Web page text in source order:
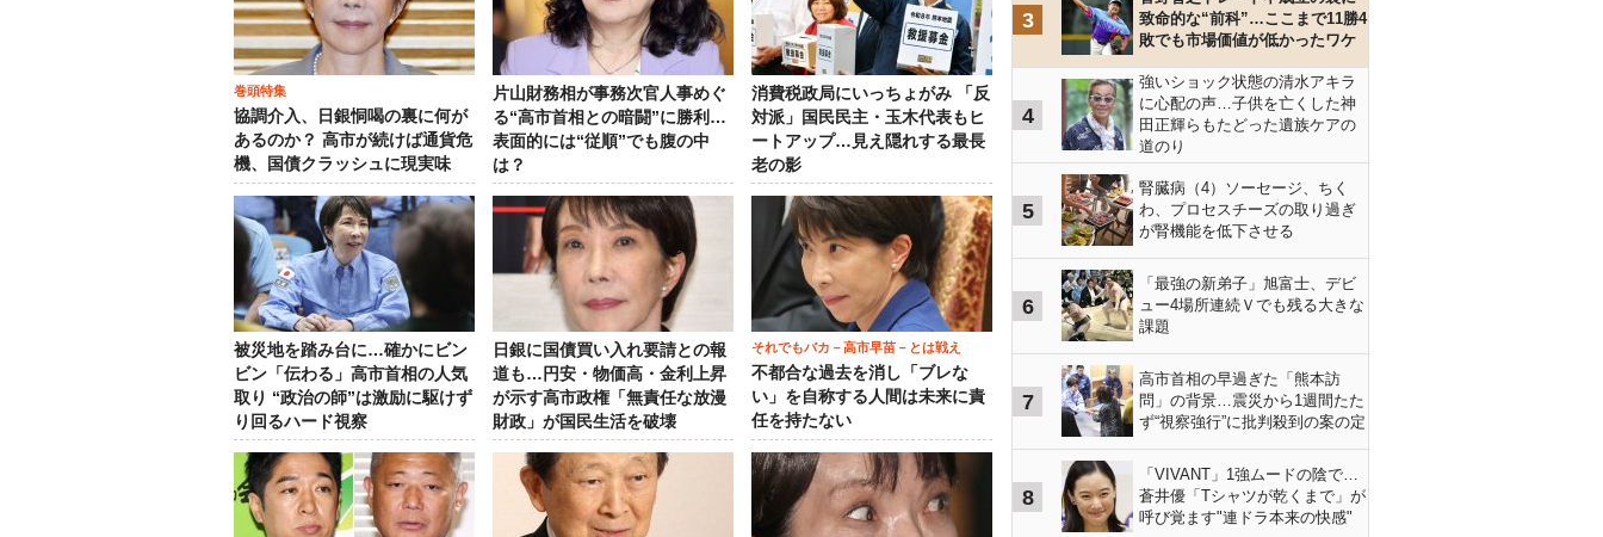
巻頭特集
協調介入、日銀恫喝の裏に何が
あるのか？ 高市が続けば通貨危
機、国債クラッシュに現実味
片山財務相が事務次官人事めぐ
る“高市首相との暗闘”に勝利…
表面的には“従順”でも腹の中
は？
消費税政局にいっちょがみ 「反
対派」国民民主・玉木代表もヒ
ートアップ…見え隠れする最長
老の影
被災地を踏み台に…確かにビン
ビン「伝わる」高市首相の人気
取り “政治の師”は激励に駆けず
り回るハード視察
日銀に国債買い入れ要請との報
道も…円安・物価高・金利上昇
が示す高市政権「無責任な放漫
財政」が国民生活を破壊
それでもバカ－高市早苗－とは戦え
不都合な過去を消し「ブレな
い」を自称する人間は未来に責
任を持たない
3
致命的な“前科”…ここまで11勝4
敗でも市場価値が低かったワケ
4
強いショック状態の清水アキラ
に心配の声…子供を亡くした神
田正輝らもたどった遺族ケアの
道のり
5
腎臓病（4）ソーセージ、ちく
わ、プロセスチーズの取り過ぎ
が腎機能を低下させる
6
「最強の新弟子」旭富士、デビ
ュー4場所連続Ｖでも残る大きな
課題
7
高市首相の早過ぎた「熊本訪
問」の背景…震災から1週間たた
ず“視察強行”に批判殺到の案の定
8
「VIVANT」1強ムードの陰で…
蒼井優「Tシャツが乾くまで」が
呼び覚ます"連ドラ本来の快感"